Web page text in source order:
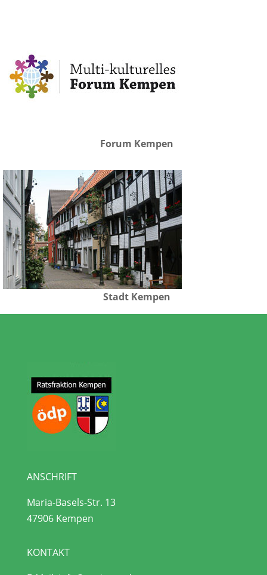
Forum Kempen
Stadt Kempen
ANSCHRIFT
Maria-Basels-Str. 13
47906 Kempen
KONTAKT